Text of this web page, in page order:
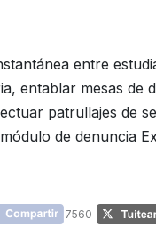
entre
entablar mesas de
patrullajes de
de denuncia
7560